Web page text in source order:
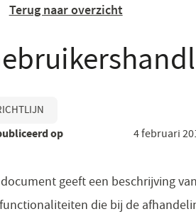
Terug naar overzicht
op 4 februari
geeft een beschrijving
die bij de